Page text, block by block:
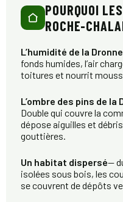
POURQUOI
ROCHE-
L’humidité de la Dronne
fonds humides, l’air
toitures et nourrit
L’ombre des pins de la
Double qui couvre la
dépose aiguilles et
gouttières.
Un habitat dispersé—
isolées sous bois, les
se couvrent de dépôts